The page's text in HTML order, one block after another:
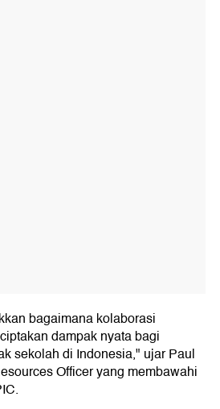
bagaimana kolaborasi
dampak nyata bagi
sekolah di Indonesia," ujar Paul
Officer yang membawahi